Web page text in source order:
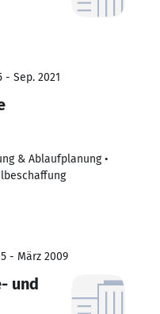
- Sep. 2021
& Ablaufplanung •
- März 2009
und